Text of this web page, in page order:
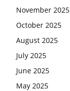
November 2025
October 2025
August 2025
July 2025
June 2025
May 2025